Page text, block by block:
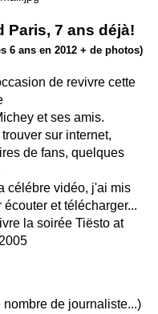
Paris, 7 ans déjà!
6 ans en 2012 + de photos)
de revivre cette
et ses amis.
sur internet,
de fans, quelques
célébre vidéo, j'ai mis
et télécharger...
la soirée Tiësto at
de journaliste...)